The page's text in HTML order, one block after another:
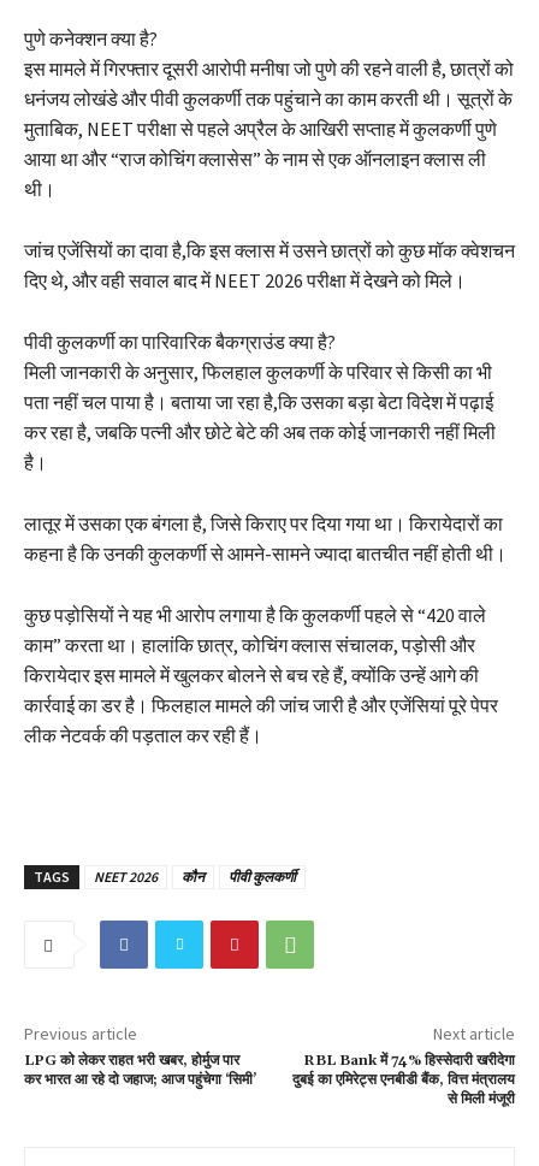
पुणे कनेक्शन क्या है?
इस मामले में गिरफ्तार दूसरी आरोपी मनीषा जो पुणे की रहने वाली है, छात्रों को
धनंजय लोखंडे और पीवी कुलकर्णी तक पहुंचाने का काम करती थी। सूत्रों के
मुताबिक, NEET परीक्षा से पहले अप्रैल के आखिरी सप्ताह में कुलकर्णी पुणे
आया था और “राज कोचिंग क्लासेस” के नाम से एक ऑनलाइन क्लास ली
थी।
जांच एजेंसियों का दावा है,कि इस क्लास में उसने छात्रों को कुछ मॉक क्वेशचन
दिए थे, और वही सवाल बाद में NEET 2026 परीक्षा में देखने को मिले।
पीवी कुलकर्णी का पारिवारिक बैकग्राउंड क्या है?
मिली जानकारी के अनुसार, फिलहाल कुलकर्णी के परिवार से किसी का भी
पता नहीं चल पाया है। बताया जा रहा है,कि उसका बड़ा बेटा विदेश में पढ़ाई
कर रहा है, जबकि पत्नी और छोटे बेटे की अब तक कोई जानकारी नहीं मिली
है।
लातूर में उसका एक बंगला है, जिसे किराए पर दिया गया था। किरायेदारों का
कहना है कि उनकी कुलकर्णी से आमने-सामने ज्यादा बातचीत नहीं होती थी।
कुछ पड़ोसियों ने यह भी आरोप लगाया है कि कुलकर्णी पहले से “420 वाले
काम” करता था। हालांकि छात्र, कोचिंग क्लास संचालक, पड़ोसी और
किरायेदार इस मामले में खुलकर बोलने से बच रहे हैं, क्योंकि उन्हें आगे की
कार्रवाई का डर है। फिलहाल मामले की जांच जारी है और एजेंसियां पूरे पेपर
लीक नेटवर्क की पड़ताल कर रही हैं।
TAGS NEET 2026 कौन पीवी कुलकर्णी
Previous article
LPG को लेकर राहत भरी खबर, होर्मुज पार
कर भारत आ रहे दो जहाज; आज पहुंचेगा ‘सिमी’
Next article
RBL Bank में 74% हिस्सेदारी खरीदेगा
दुबई का एमिरेट्स एनबीडी बैंक, वित्त मंत्रालय
से मिली मंजूरी